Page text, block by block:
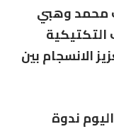
محمد وهبي
التكتيكية
الانسجام بين
ندوة